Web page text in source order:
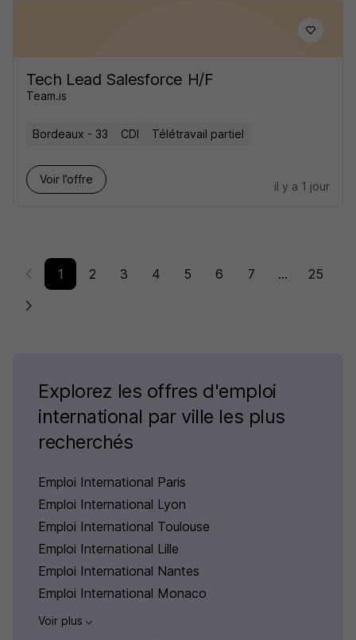
Tech Lead Salesforce H/F
Team.is
Bordeaux - 33 CDI Télétravail partiel
Voir l’offre
il y a 1 jour
1 2 3 4 5 6 7 ... 25
Explorez les offres d'emploi
international par ville les plus
recherchés
Emploi International Paris
Emploi International Lyon
Emploi International Toulouse
Emploi International Lille
Emploi International Nantes
Emploi International Monaco
Voir plus